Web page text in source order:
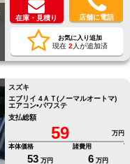
在庫・見積り 店舗に電話
お気に入り追加
現在 2 人が追加済
スズキ
エブリイ 4ＡＴ(ノーマルオートマ)
エアコン•パワステ
支払総額
59
万円
本体価格
53 万円
諸費用
6 万円